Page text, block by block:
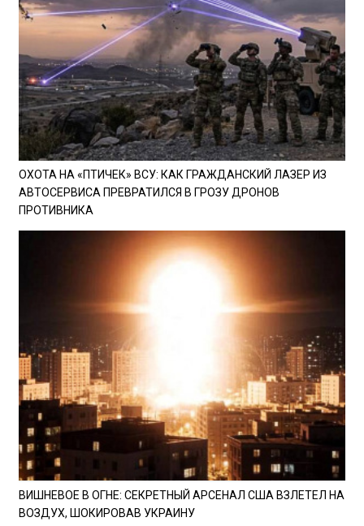
ОХОТА НА «ПТИЧЕК» ВСУ: КАК ГРАЖДАНСКИЙ ЛАЗЕР ИЗ
АВТОСЕРВИСА ПРЕВРАТИЛСЯ В ГРОЗУ ДРОНОВ
ПРОТИВНИКА
ВИШНЕВОЕ В ОГНЕ: СЕКРЕТНЫЙ АРСЕНАЛ США ВЗЛЕТЕЛ НА
ВОЗДУХ, ШОКИРОВАВ УКРАИНУ